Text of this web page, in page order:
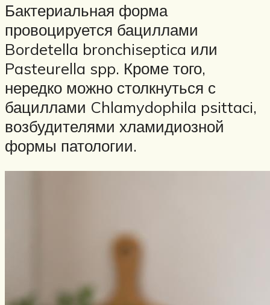
Бактериальная форма
провоцируется бациллами
Bordetella bronchiseptica или
Pasteurella spp. Кроме того,
нередко можно столкнуться с
бациллами Chlamydophila psittaci,
возбудителями хламидиозной
формы патологии.